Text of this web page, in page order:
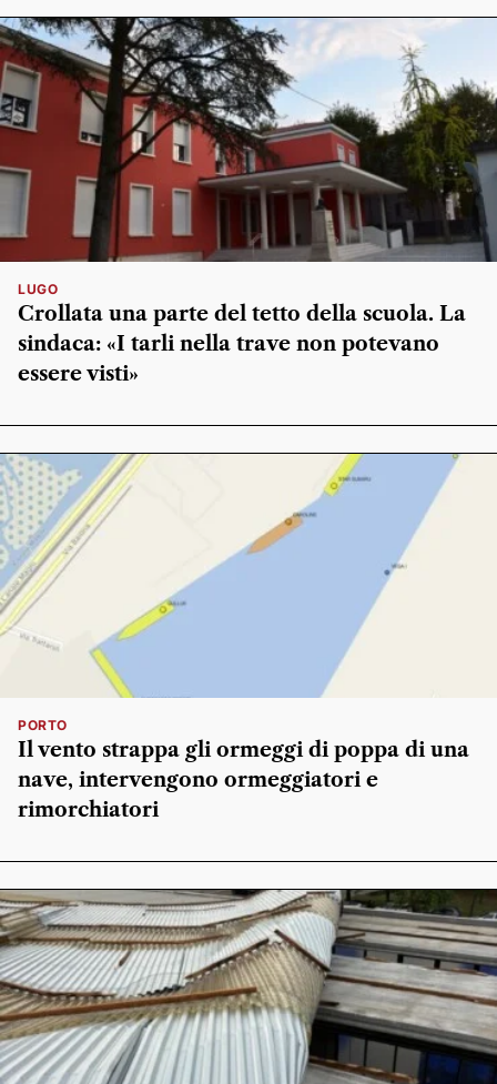
LUGO
Crollata una parte del tetto della scuola. La
sindaca: «I tarli nella trave non potevano
essere visti»
PORTO
Il vento strappa gli ormeggi di poppa di una
nave, intervengono ormeggiatori e
rimorchiatori